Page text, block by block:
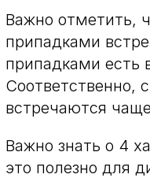
Важно отметить,
припадками
припадками есть
Соответственно,
встречаются
Важно знать о 4
это полезно для